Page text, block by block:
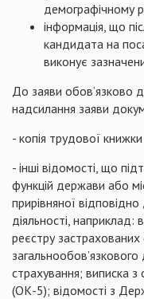
демографічному
інформація, що
кандидата на
виконує
До заяви обов’язково
надсилання заяви
- копія трудової книжки
- інші відомості, що
функцій держави або
прирівняної
діяльності, наприклад:
реєстру
страхування; виписка з
(ОК-5); відомості з